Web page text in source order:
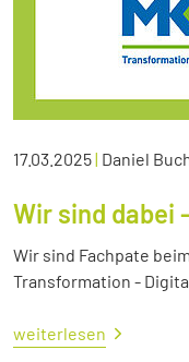
17.03.2025| Daniel
Wir sind dabei
Wir sind Fachpate
Transformation -
weiterlesen